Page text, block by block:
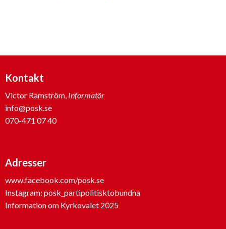
Kontakt
Victor Ramström, Informatör
info@posk.se
070-471 07 40
Adresser
www.facebook.com/posk.se
Instagram: posk_partipolitisktobundna
Information om Kyrkovalet 2025